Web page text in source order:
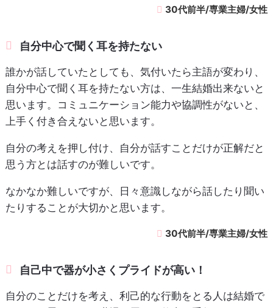
30代前半/専業主婦/女性
自分中心で聞く耳を持たない
誰かが話していたとしても、気付いたら主語が変わり、
自分中心で聞く耳を持たない方は、一生結婚出来ないと
思います。コミュニケーション能力や協調性がないと、
上手く付き合えないと思います。
自分の考えを押し付け、自分が話すことだけが正解だと
思う方とは話すのが難しいです。
なかなか難しいですが、日々意識しながら話したり聞い
たりすることが大切かと思います。
30代前半/専業主婦/女性
自己中で器が小さくプライドが高い！
自分のことだけを考え、利己的な行動をとる人は結婚で